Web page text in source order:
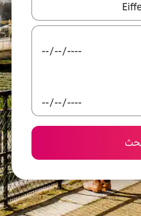
السهمين لأعلى ولأسفل أو